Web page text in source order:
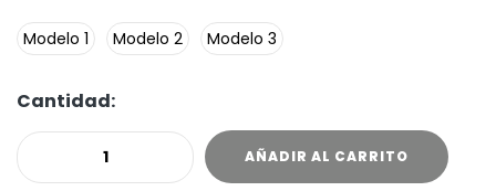
Modelo 1 Modelo 2 Modelo 3
Cantidad:
AÑADIR AL CARRITO